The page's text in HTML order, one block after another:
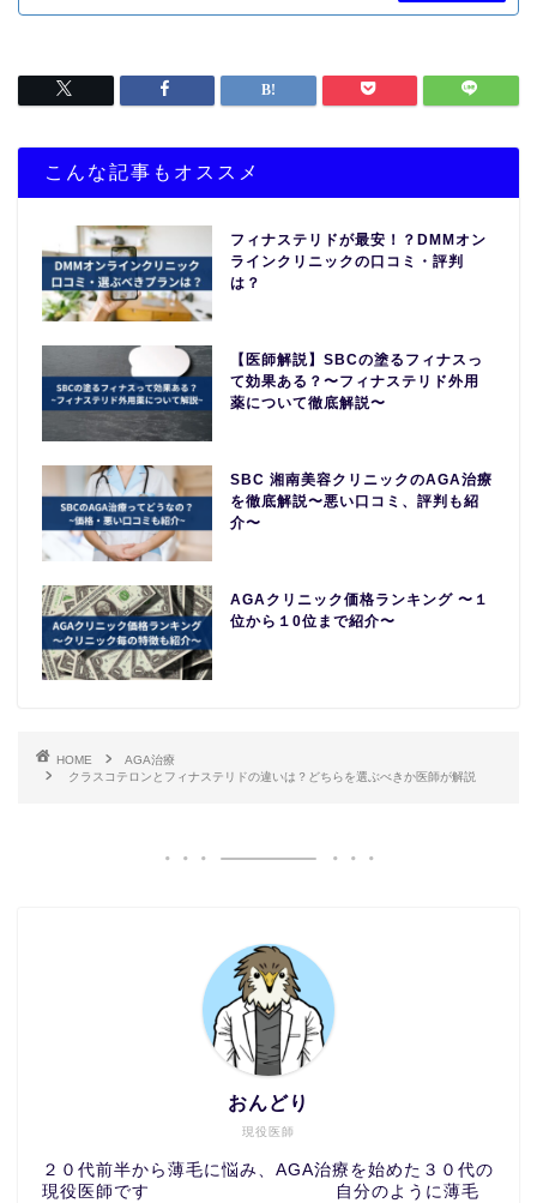
こんな記事もオススメ
フィナステリドが最安！？DMMオン
ラインクリニックの口コミ・評判
は？
【医師解説】SBCの塗るフィナスっ
て効果ある？〜フィナステリド外用
薬について徹底解説〜
SBC 湘南美容クリニックのAGA治療
を徹底解説〜悪い口コミ、評判も紹
介〜
AGAクリニック価格ランキング 〜１
位から１0位まで紹介〜
HOME
AGA治療
クラスコテロンとフィナステリドの違いは？どちらを選ぶべきか医師が解説
現役医師
おんどり
２０代前半から薄毛に悩み、AGA治療を始めた３０代の
現役医師です 自分のように薄毛